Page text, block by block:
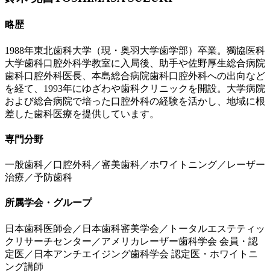
略歴
1988年東北歯科大学（現・奥羽大学歯学部）卒業。獨協医科
大学歯科口腔外科学教室に入局後、助手や佐野厚生総合病院
歯科口腔外科医長、本島総合病院歯科口腔外科への出向など
を経て、1993年にゆざわや歯科クリニックを開設。大学病院
および総合病院で培った口腔外科の経験を活かし、地域に根
差した歯科医療を提供しています。
専門分野
一般歯科／口腔外科／審美歯科／ホワイトニング／レーザー
治療／予防歯科
所属学会・グループ
日本歯科医師会／日本歯科審美学会／トータルエステティッ
クリサーチセンター／アメリカレーザー歯科学会 会員・認
定医／日本アンチエイジング歯科学会 認定医・ホワイトニ
ング講師